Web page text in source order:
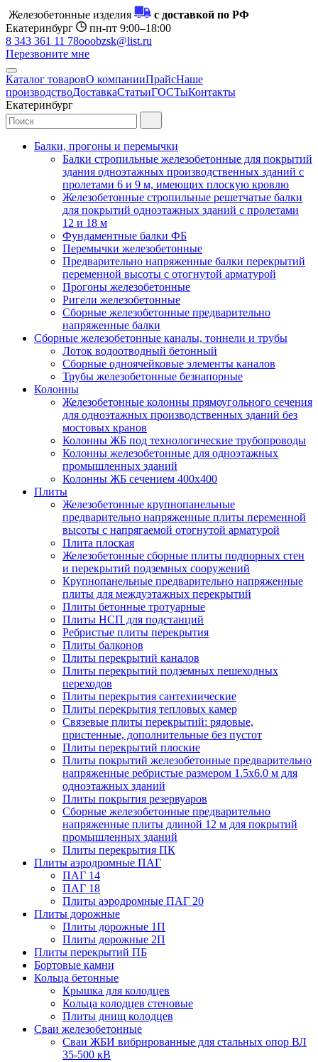
Железобетонные изделия
с доставкой по РФ
Екатеринбург
пн-пт 9:00–18:00
8 343 361 11 78ooobzsk@list.ru
Перезвоните мне
Каталог товаровО компанииПрайсНаше
производствоДоставкаСтатьиГОСТыКонтакты
Екатеринбург
Балки, прогоны и перемычки
Балки стропильные железобетонные для покрытий
здания одноэтажных производственных зданий с
пролетами 6 и 9 м, имеющих плоскую кровлю
Железобетонные стропильные решетчатые балки
для покрытий одноэтажных зданий с пролетами
12 и 18 м
Фундаментные балки ФБ
Перемычки железобетонные
Предварительно напряженные балки перекрытий
переменной высоты с отогнутой арматурой
Прогоны железобетонные
Ригели железобетонные
Сборные железобетонные предварительно
напряженные балки
Сборные железобетонные каналы, тоннели и трубы
Лоток водоотводный бетонный
Сборные одноячейковые элементы каналов
Трубы железобетонные безнапорные
Колонны
Железобетонные колонны прямоугольного сечения
для одноэтажных производственных зданий без
мостовых кранов
Колонны ЖБ под технологические трубопроводы
Колонны железобетонные для одноэтажных
промышленных зданий
Колонны ЖБ сечением 400х400
Плиты
Железобетонные крупнопанельные
предварительно напряженные плиты переменной
высоты с напрягаемой отогнутой арматурой
Плита плоская
Железобетонные сборные плиты подпорных стен
и перекрытий подземных сооружений
Крупнопанельные предварительно напряженные
плиты для междуэтажных перекрытий
Плиты бетонные тротуарные
Плиты НСП для подстанций
Ребристые плиты перекрытия
Плиты балконов
Плиты перекрытий каналов
Плиты перекрытий подземных пешеходных
переходов
Плиты перекрытия сантехнические
Плиты перекрытия тепловых камер
Связевые плиты перекрытий: рядовые,
пристенные, дополнительные без пустот
Плиты перекрытий плоские
Плиты покрытий железобетонные предварительно
напряженные ребристые размером 1.5х6.0 м для
одноэтажных зданий
Плиты покрытия резервуаров
Сборные железобетонные предварительно
напряженные плиты длиной 12 м для покрытий
промышленных зданий
Плиты перекрытия ПК
Плиты аэродромные ПАГ
ПАГ 14
ПАГ 18
Плиты аэродромные ПАГ 20
Плиты дорожные
Плиты дорожные 1П
Плиты дорожные 2П
Плиты перекрытий ПБ
Бортовые камни
Кольца бетонные
Крышка для колодцев
Кольца колодцев стеновые
Плиты днищ колодцев
Сваи железобетонные
Сваи ЖБИ вибрированные для стальных опор ВЛ
35-500 кВ